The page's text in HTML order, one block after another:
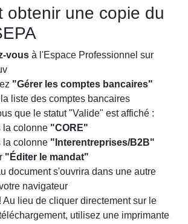
obtenir une copie du
vous à l'Espace Professionnel sur
"Gérer les comptes bancaires"
liste des comptes bancaires
que le statut "Valide" est affiché :
la colonne "CORE"
la colonne "Interentreprises/B2B"
"Éditer le mandat"
document s'ouvrira dans une autre
navigateur
Au lieu de cliquer directement sur le
utilisez une imprimante